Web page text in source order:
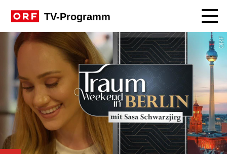
TV-Programm
ORF